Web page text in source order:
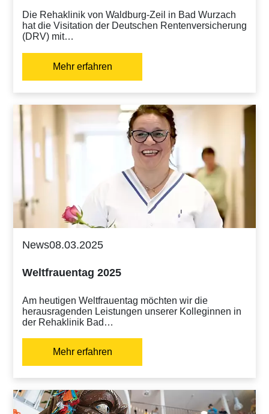
Die Rehaklinik von Waldburg-Zeil in Bad Wurzach
hat die Visitation der Deutschen Rentenversicherung
(DRV) mit…
Mehr erfahren
News08.03.2025
Weltfrauentag 2025
Am heutigen Weltfrauentag möchten wir die
herausragenden Leistungen unserer Kolleginnen in
der Rehaklinik Bad…
Mehr erfahren